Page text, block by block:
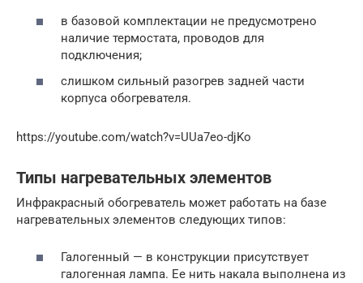
в базовой комплектации не предусмотрено
наличие термостата, проводов для
подключения;
слишком сильный разогрев задней части
корпуса обогревателя.
https://youtube.com/watch?v=UUa7eo-djKo
Типы нагревательных элементов
Инфракрасный обогреватель может работать на базе
нагревательных элементов следующих типов:
Галогенный — в конструкции присутствует
галогенная лампа. Ее нить накала выполнена из